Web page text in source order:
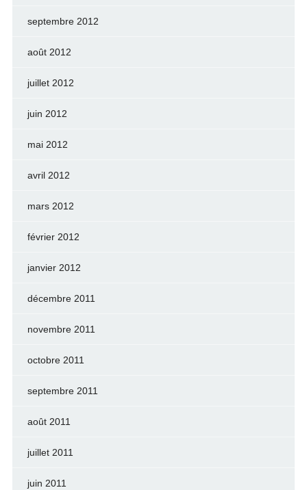
septembre 2012
août 2012
juillet 2012
juin 2012
mai 2012
avril 2012
mars 2012
février 2012
janvier 2012
décembre 2011
novembre 2011
octobre 2011
septembre 2011
août 2011
juillet 2011
juin 2011